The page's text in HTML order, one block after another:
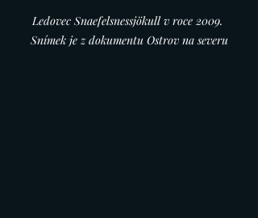
Ledovec Snaefelsnessjökull v roce 2009.
Snímek je z dokumentu Ostrov na severu